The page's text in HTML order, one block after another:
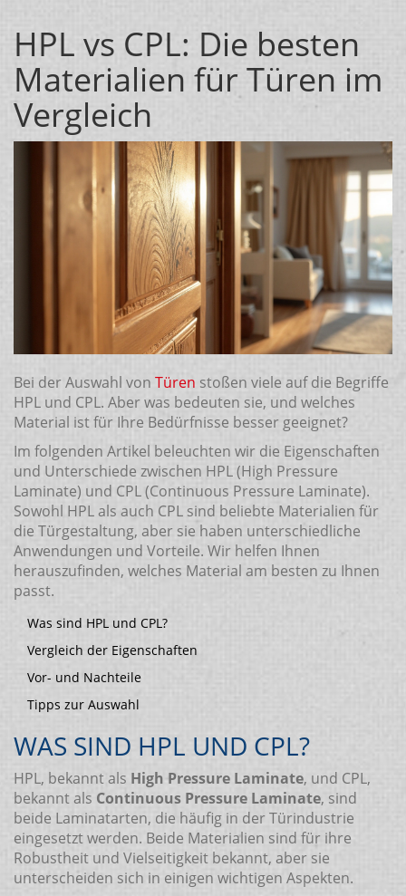
HPL vs CPL: Die besten
Materialien für Türen im
Vergleich
Bei der Auswahl von Türen stoßen viele auf die Begriffe
HPL und CPL. Aber was bedeuten sie, und welches
Material ist für Ihre Bedürfnisse besser geeignet?
Im folgenden Artikel beleuchten wir die Eigenschaften
und Unterschiede zwischen HPL (High Pressure
Laminate) und CPL (Continuous Pressure Laminate).
Sowohl HPL als auch CPL sind beliebte Materialien für
die Türgestaltung, aber sie haben unterschiedliche
Anwendungen und Vorteile. Wir helfen Ihnen
herauszufinden, welches Material am besten zu Ihnen
passt.
Was sind HPL und CPL?
Vergleich der Eigenschaften
Vor- und Nachteile
Tipps zur Auswahl
WAS SIND HPL UND CPL?
HPL, bekannt als High Pressure Laminate, und CPL,
bekannt als Continuous Pressure Laminate, sind
beide Laminatarten, die häufig in der Türindustrie
eingesetzt werden. Beide Materialien sind für ihre
Robustheit und Vielseitigkeit bekannt, aber sie
unterscheiden sich in einigen wichtigen Aspekten.